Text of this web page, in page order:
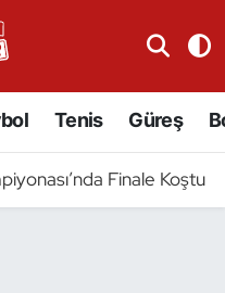
Tenis Güreş
Finale Koştu